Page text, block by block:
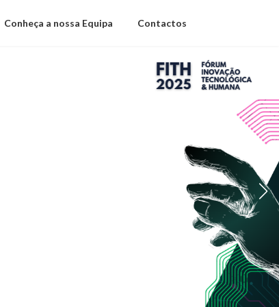
Conheça a nossa Equipa Contactos